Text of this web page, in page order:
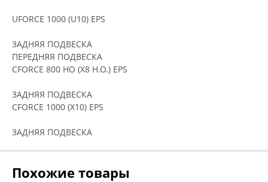
UFORCE 1000 (U10) EPS
ЗАДНЯЯ ПОДВЕСКА
ПЕРЕДНЯЯ ПОДВЕСКА
CFORCE 800 HO (X8 H.O.) EPS
ЗАДНЯЯ ПОДВЕСКА
CFORCE 1000 (X10) EPS
ЗАДНЯЯ ПОДВЕСКА
Похожие товары